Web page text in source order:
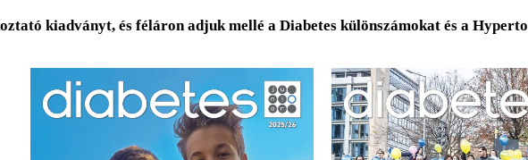
kiadványt, és féláron adjuk mellé a Diabetes különszámokat és a